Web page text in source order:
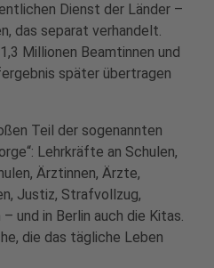
Dienst der Länder –
das separat verhandelt.
Millionen Beamtinnen und
später übertragen
Teil der sogenannten
Lehrkräfte an Schulen,
Ärztinnen, Ärzte,
Justiz, Strafvollzug,
und in Berlin auch die Kitas.
die das tägliche Leben